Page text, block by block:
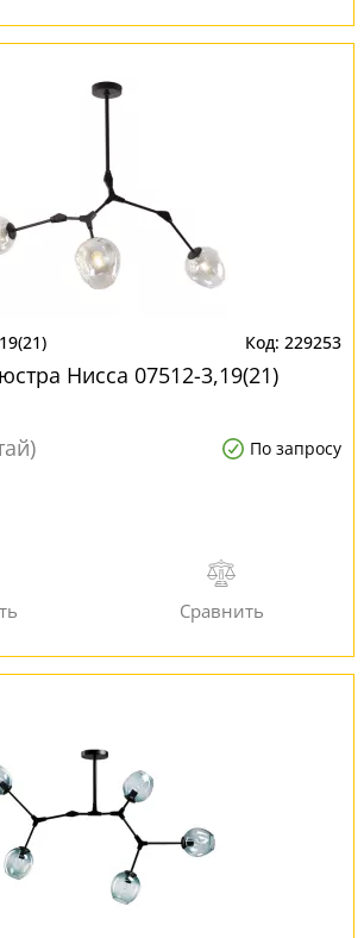
229253
Нисса 07512-3,19(21)
По запросу